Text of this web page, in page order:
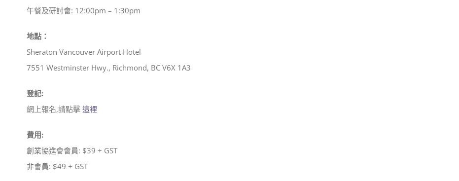
午餐及研討會: 12:00pm – 1:30pm
地點：
Sheraton Vancouver Airport Hotel
7551 Westminster Hwy., Richmond, BC V6X 1A3
登記:
網上報名,請點擊 這裡
費用:
創業協進會會員: $39 + GST
非會員: $49 + GST